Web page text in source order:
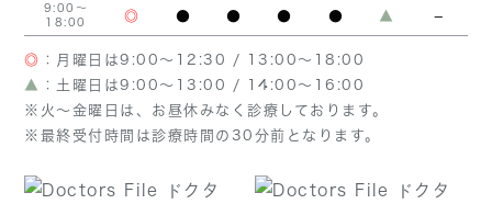
9:00～
18:00
◎ ● ● ● ● ▲ −
◎ ：月曜日は9:00～12:30 / 13:00～18:00
▲ ：土曜日は9:00～13:00 / 14:00～16:00
※火～金曜日は、お昼休みなく診療しております。
※最終受付時間は診療時間の30分前となります。